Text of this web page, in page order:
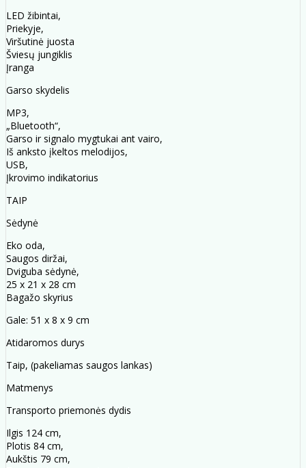
LED žibintai,
Priekyje,
Viršutinė juosta
Šviesų jungiklis
Įranga
Garso skydelis
MP3,
„Bluetooth“,
Garso ir signalo mygtukai ant vairo,
Iš anksto įkeltos melodijos,
USB,
Įkrovimo indikatorius
TAIP
Sėdynė
Eko oda,
Saugos diržai,
Dviguba sėdynė,
25 x 21 x 28 cm
Bagažo skyrius
Gale: 51 x 8 x 9 cm
Atidaromos durys
Taip, (pakeliamas saugos lankas)
Matmenys
Transporto priemonės dydis
Ilgis 124 cm,
Plotis 84 cm,
Aukštis 79 cm,